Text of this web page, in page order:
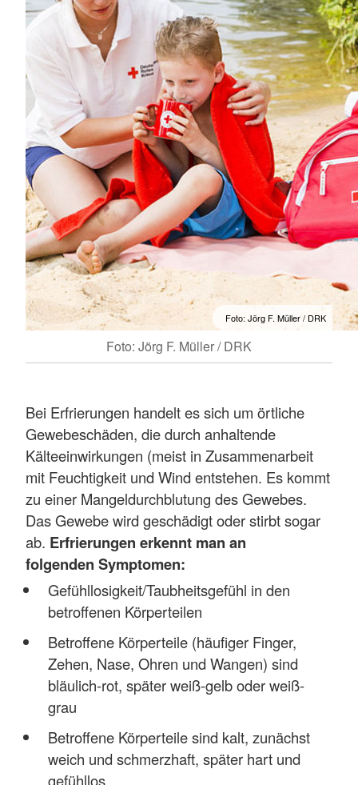
Foto: Jörg F. Müller / DRK
Foto: Jörg F. Müller / DRK
Bei Erfrierungen handelt es sich um örtliche
Gewebeschäden, die durch anhaltende
Kälteeinwirkungen (meist in Zusammenarbeit
mit Feuchtigkeit und Wind entstehen. Es kommt
zu einer Mangeldurchblutung des Gewebes.
Das Gewebe wird geschädigt oder stirbt sogar
ab. Erfrierungen erkennt man an
folgenden Symptomen:
Gefühllosigkeit/Taubheitsgefühl in den
betroffenen Körperteilen
Betroffene Körperteile (häufiger Finger,
Zehen, Nase, Ohren und Wangen) sind
bläulich-rot, später weiß-gelb oder weiß-
grau
Betroffene Körperteile sind kalt, zunächst
weich und schmerzhaft, später hart und
gefühllos